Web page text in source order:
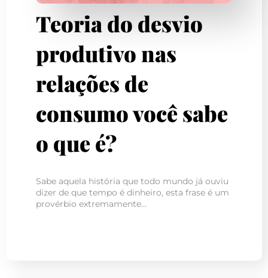
Teoria do desvio
produtivo nas
relações de
consumo você sabe
o que é?
Sabe aquela história que todo mundo já ouviu
dizer de que tempo é dinheiro, esta frase é um
provérbio extremamente…